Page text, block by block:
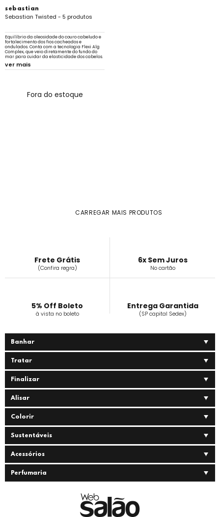
sebastian
Sebastian Twisted - 5 produtos
Equilíbrio da oleosidade do couro cabeludo e
fortalecimento dos fios cacheados e
ondulados. Conta com a tecnologia Flexi Alg
Complex, que veio diretamente do fundo do
mar para cuidar da elasticidade dos cabelos.
ver mais
Fora do estoque
CARREGAR MAIS PRODUTOS
Frete Grátis
(Confira regra)
6x Sem Juros
No cartão
5% Off Boleto
à vista no boleto
Entrega Garantida
(SP capital Sedex)
Banhar
Tratar
Finalizar
Alisar
Colorir
Sustentáveis
Acessórios
Perfumaria